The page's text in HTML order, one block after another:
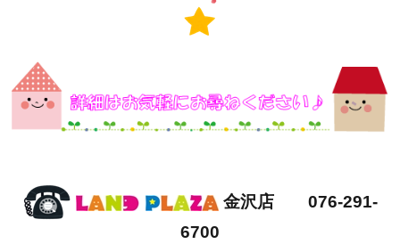
金沢店 076-291-
6700